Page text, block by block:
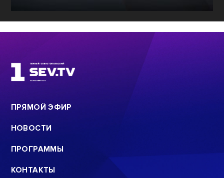
ПРЯМОЙ ЭФИР
НОВОСТИ
ПРОГРАММЫ
КОНТАКТЫ